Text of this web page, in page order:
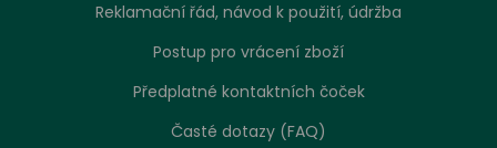
Reklamační řád, návod k použití, údržba
Postup pro vrácení zboží
Předplatné kontaktních čoček
Časté dotazy (FAQ)